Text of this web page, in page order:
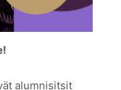
alumnisitsit